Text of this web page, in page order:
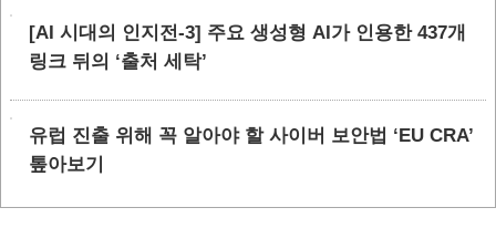
[AI 시대의 인지전-3] 주요 생성형 AI가 인용한 437개
링크 뒤의 ‘출처 세탁’
유럽 진출 위해 꼭 알아야 할 사이버 보안법 ‘EU CRA’
톺아보기